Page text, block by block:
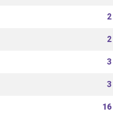
2
2
3
3
16